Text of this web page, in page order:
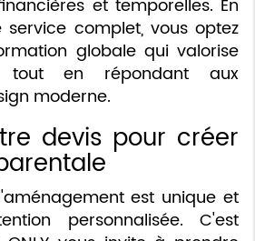
et temporelles. En
service complet, vous optez
globale qui valorise
tout en répondant aux
moderne.
devis pour créer
est unique et
personnalisée. C'est